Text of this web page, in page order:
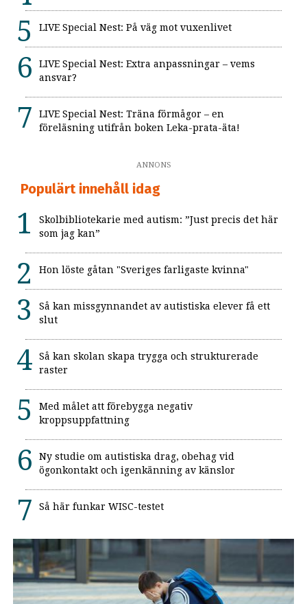
LIVE Special Nest: På väg mot vuxenlivet
LIVE Special Nest: Extra anpassningar – vems
ansvar?
LIVE Special Nest: Träna förmågor – en
föreläsning utifrån boken Leka-prata-äta!
ANNONS
Populärt innehåll idag
Skolbibliotekarie med autism: ”Just precis det här
som jag kan”
Hon löste gåtan "Sveriges farligaste kvinna"
Så kan missgynnandet av autistiska elever få ett
slut
Så kan skolan skapa trygga och strukturerade
raster
Med målet att förebygga negativ
kroppsuppfattning
Ny studie om autistiska drag, obehag vid
ögonkontakt och igenkänning av känslor
Så här funkar WISC-testet